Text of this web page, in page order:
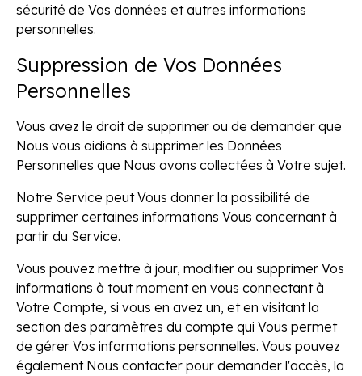
sécurité de Vos données et autres informations
personnelles.
Suppression de Vos Données
Personnelles
Vous avez le droit de supprimer ou de demander que
Nous vous aidions à supprimer les Données
Personnelles que Nous avons collectées à Votre sujet.
Notre Service peut Vous donner la possibilité de
supprimer certaines informations Vous concernant à
partir du Service.
Vous pouvez mettre à jour, modifier ou supprimer Vos
informations à tout moment en vous connectant à
Votre Compte, si vous en avez un, et en visitant la
section des paramètres du compte qui Vous permet
de gérer Vos informations personnelles. Vous pouvez
également Nous contacter pour demander l'accès, la